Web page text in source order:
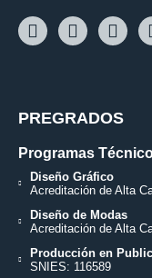
PREGRADOS
Programas
Diseño Gráfico
Acreditación de Alta
Diseño de Modas
Acreditación de Alta
Producción en
SNIES: 116589